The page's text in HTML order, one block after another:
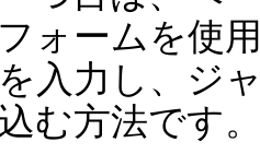
ォームを使
を入力し、ジ
む方法です